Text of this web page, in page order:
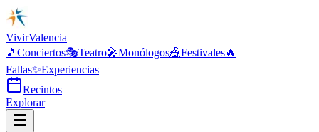
VivirValencia
🎵 Conciertos🎭Teatro🎤Monólogos🎪Festivales🔥
Fallas✨Experiencias
Recintos
Explorar